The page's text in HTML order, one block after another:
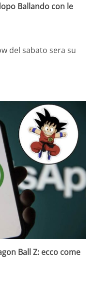
Ballando con le
del sabato sera su
Ball Z: ecco come